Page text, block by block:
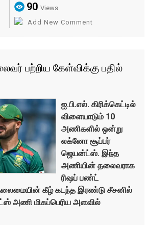
90 Views
Add New Comment
பற்றிய கேள்விக்கு பதில்
ஐ.பி.எல். கிரிக்கெட்டில்
விளையாடும் 10
அணிகளில் ஒன்று
லக்னோ சூப்பர்
ஜெயன்ட்ஸ். இந்த
அணியின் தலைவராக
ரிஷப் பண்ட்
கீழ் கடந்த இரண்டு சீசனில்
அணி மிகப்பெரிய அளவில்